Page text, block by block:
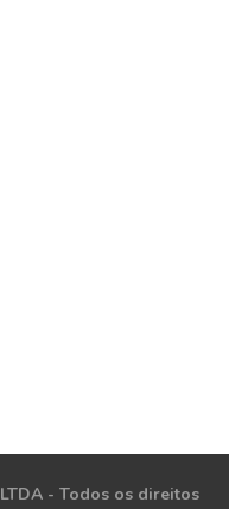
- Todos os direitos